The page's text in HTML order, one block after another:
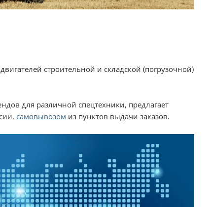
строительной и складской (погрузочной)
для различной спецтехники, предлагает
самовывозом из пунктов выдачи заказов.